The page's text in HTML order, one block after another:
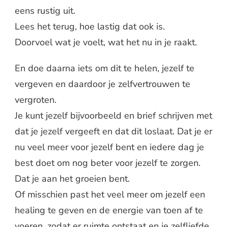
eens rustig uit.
Lees het terug, hoe lastig dat ook is.
Doorvoel wat je voelt, wat het nu in je raakt.
En doe daarna iets om dit te helen, jezelf te
vergeven en daardoor je zelfvertrouwen te
vergroten.
Je kunt jezelf bijvoorbeeld en brief schrijven met
dat je jezelf vergeeft en dat dit loslaat. Dat je er
nu veel meer voor jezelf bent en iedere dag je
best doet om nog beter voor jezelf te zorgen.
Dat je aan het groeien bent.
Of misschien past het veel meer om jezelf een
healing te geven en de energie van toen af te